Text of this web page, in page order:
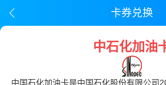
卡券兑换
中石化加油
中国石化加油卡是中国石化股份有限公司